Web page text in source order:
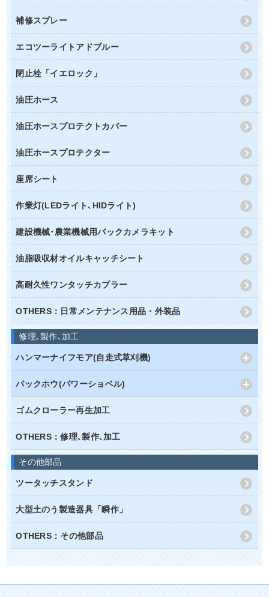
補修スプレー
エコツーライトアドブルー
閉止栓「イエロック」
油圧ホース
油圧ホースプロテクトカバー
油圧ホースプロテクター
座席シート
作業灯(LEDライト､HIDライト)
建設機械･農業機械用バックカメラキット
油脂吸収材オイルキャッチシート
高耐久性ワンタッチカプラー
OTHERS：日常メンテナンス用品・外装品
修理､製作､加工
ハンマーナイフモア(自走式草刈機)
バックホウ(パワーショベル)
ゴムクローラー再生加工
OTHERS：修理､製作､加工
その他部品
ツータッチスタンド
大型土のう製造器具「瞬作」
OTHERS：その他部品